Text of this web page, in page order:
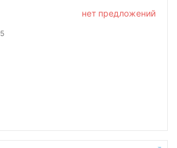
нет предложений